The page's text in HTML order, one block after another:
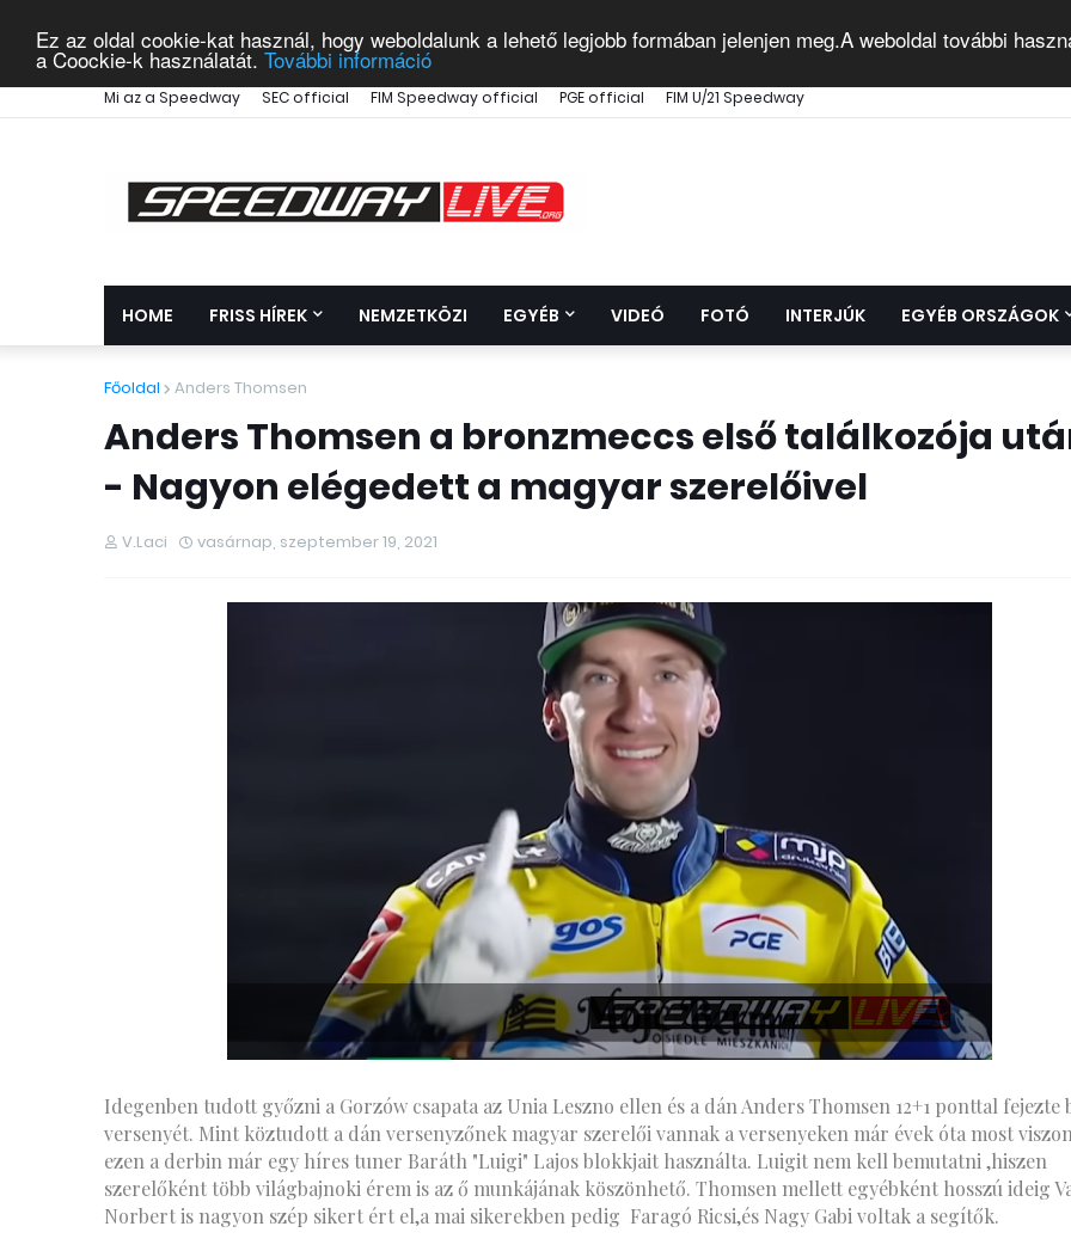
Ez az oldal cookie-kat használ, hogy weboldalunk a lehető legjobb formában jelenjen meg.A weboldal további
a Coockie-k használatát. További információ
Mi az a Speedway SEC official FIM Speedway official PGE official FIM U/21 Speedway
HOME FRISS HÍREK NEMZETKÖZI EGYÉB VIDEÓ FOTÓ INTERJÚK EGYÉB ORSZÁGOK
Főoldal Anders Thomsen
Anders Thomsen a bronzmeccs első találkozója
- Nagyon elégedett a magyar szerelőivel
V.Laci vasárnap, szeptember 19, 2021
Idegenben tudott győzni a Gorzów csapata az Unia Leszno ellen és a dán Anders Thomsen 12+1 ponttal fejezte
versenyét. Mint köztudott a dán versenyzőnek magyar szerelői vannak a versenyeken már évek óta most
ezen a derbin már egy híres tuner Baráth "Luigi" Lajos blokkjait használta. Luigit nem kell bemutatni ,hiszen
szerelőként több világbajnoki érem is az ő munkájának köszönhető. Thomsen mellett egyébként hosszú ideig
Norbert is nagyon szép sikert ért el,a mai sikerekben pedig Faragó Ricsi,és Nagy Gabi voltak a segítők.